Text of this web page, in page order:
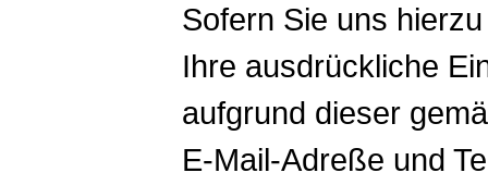
Sofern Sie uns
Ihre ausdrückliche
aufgrund dieser
E-Mail-Adreße und